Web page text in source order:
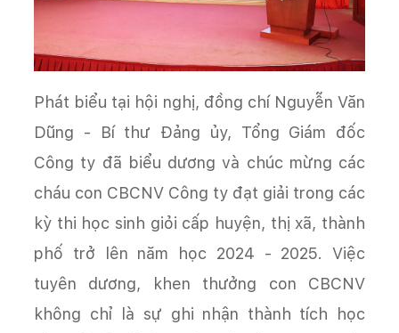
Phát biểu tại hội nghị, đồng chí Nguyễn Văn
Dũng - Bí thư Đảng ủy, Tổng Giám đốc
Công ty đã biểu dương và chúc mừng các
cháu con CBCNV Công ty đạt giải trong các
kỳ thi học sinh giỏi cấp huyện, thị xã, thành
phố trở lên năm học 2024 - 2025. Việc
tuyên dương, khen thưởng con CBCNV
không chỉ là sự ghi nhận thành tích học